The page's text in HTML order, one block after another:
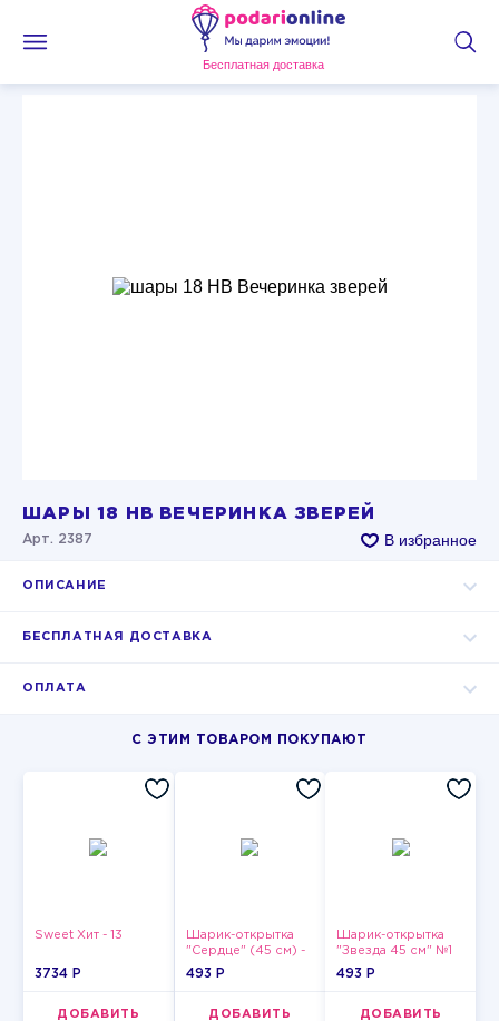
Бесплатная доставка
ШАРЫ 18 HB ВЕЧЕРИНКА ЗВЕРЕЙ
Арт. 2387 В избранное
ОПИСАНИЕ
БЕСПЛАТНАЯ ДОСТАВКА
ОПЛАТА
С ЭТИМ ТОВАРОМ ПОКУПАЮТ
Sweet Хит - 13
3734 P
ДОБАВИТЬ
Шарик-открытка
"Сердце" (45 см) -
2
493 P
ДОБАВИТЬ
Шарик-открытка
"Звезда 45 см" №1
493 P
ДОБАВИТЬ